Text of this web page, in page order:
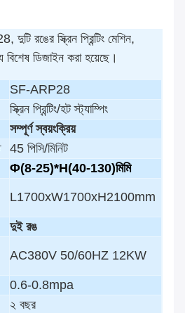
রঙের স্ক্রিন প্রিন্টিং মেশিন,
বিশেষ ডিজাইন করা হয়েছে।
SF-ARP28
স্ক্রিন প্রিন্টিং/হট স্ট্যাম্পিং
সম্পূর্ণ স্বয়ংক্রিয়
45 পিসি/মিনিট
Φ(8-25)*H(40-130)মিমি
L1700xW1700xH2100mm
দুই রঙ
AC380V 50/60HZ 12KW
0.6-0.8mpa
২ বছর